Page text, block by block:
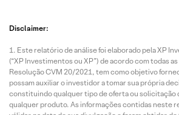
Disclaimer:
Este relatório de análise foi elaborado pela XP
(“XP Investimentos ou XP”) de acordo com todas
Resolução CVM 20/2021, tem como objetivo
possam auxiliar o investidor a tomar sua própria
constituindo qualquer tipo de oferta ou solicitação
qualquer produto. As informações contidas neste